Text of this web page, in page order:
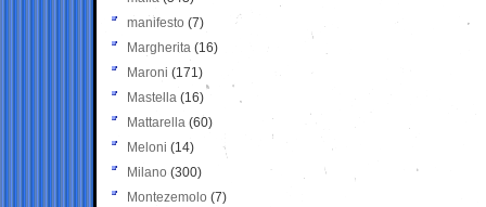
manifesto (7)
Margherita (16)
Maroni (171)
Mastella (16)
Mattarella (60)
Meloni (14)
Milano (300)
Montezemolo (7)